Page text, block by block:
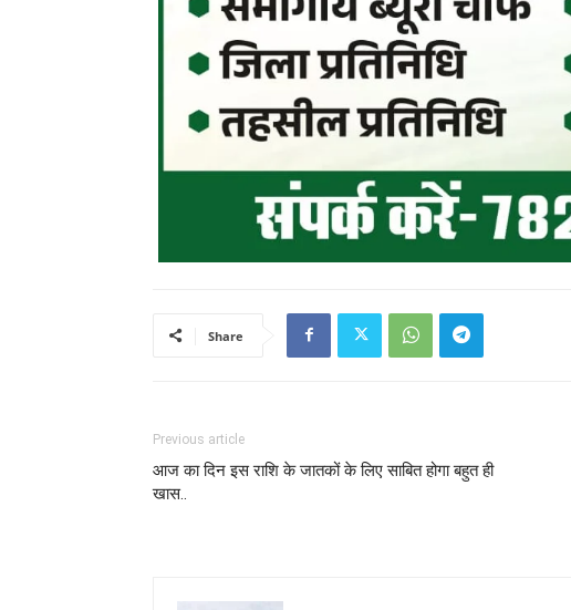
Share
Previous article
आज का दिन इस राशि के जातकों के लिए साबित होगा बहुत ही
खास..